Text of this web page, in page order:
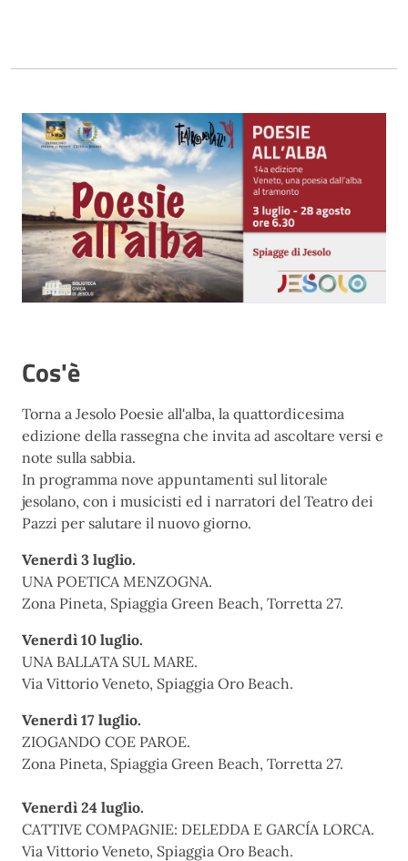
Cos'è
Torna a Jesolo Poesie all'alba, la quattordicesima
edizione della rassegna che invita ad ascoltare versi e
note sulla sabbia.
In programma nove appuntamenti sul litorale
jesolano, con i musicisti ed i narratori del Teatro dei
Pazzi per salutare il nuovo giorno.
Venerdì 3 luglio.
UNA POETICA MENZOGNA.
Zona Pineta, Spiaggia Green Beach, Torretta 27.
Venerdì 10 luglio.
UNA BALLATA SUL MARE.
Via Vittorio Veneto, Spiaggia Oro Beach.
Venerdì 17 luglio.
ZIOGANDO COE PAROE.
Zona Pineta, Spiaggia Green Beach, Torretta 27.
Venerdì 24 luglio.
CATTIVE COMPAGNIE: DELEDDA E GARCÍA LORCA.
Via Vittorio Veneto, Spiaggia Oro Beach.